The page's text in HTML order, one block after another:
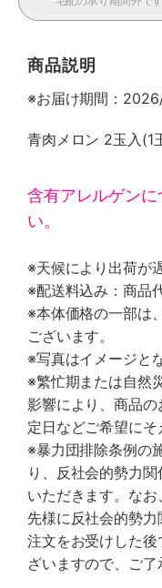
商品説明
※お届け期間：
青肉メロン 2玉入(1
含有アレルゲン
い。
※天候により出荷が
※配送料込み：商品
※本体価格の一部は
ございます。
※写真はイメージと
※繁忙期または自然
影響により、商品
定日などご希望にそ
※暴力団排除条例の
り、反社会的勢力
いただきます。な
先様に反社会的勢
注文をお受けした
ざいますので、ご了